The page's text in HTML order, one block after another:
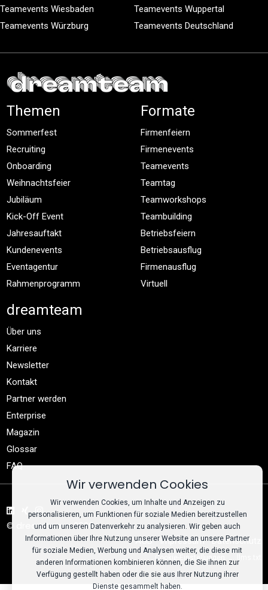
Teamevents Wiesbaden
Teamevents Wuppertal
Teamevents Würzburg
Teamevents Deutschland
Themen
Sommerfest
Recruiting
Onboarding
Weihnachtsfeier
Jubiläum
Kick-Off Event
Jahresauftakt
Kundenevents
Eventagentur
Rahmenprogramm
Formate
Firmenfeiern
Firmenevents
Teamevents
Teamtag
Teamworkshops
Teambuilding
Betriebsfeiern
Betriebsausflug
Firmenausflug
Virtuell
dreamteam
Über uns
Karriere
Newsletter
Kontakt
Partner werden
Enterprise
Magazin
Glossar
FAQ
© dreamteam 2026
AGB Impressum Datenschutz
Cookie-Einstellungen
Wir verwenden Cookies
Wir verwenden Cookies, um Inhalte und Anzeigen zu
personalisieren, um Funktionen für soziale Medien bereitzustellen
und um unseren Datenverkehr zu analysieren. Wir geben auch
Informationen über Ihre Nutzung unserer Website an unsere Partner
für soziale Medien, Werbung und Analysen weiter, die diese mit
anderen Informationen kombinieren können, die Sie ihnen zur
Verfügung gestellt haben oder die sie aus Ihrer Nutzung ihrer
Dienste gesammelt haben.